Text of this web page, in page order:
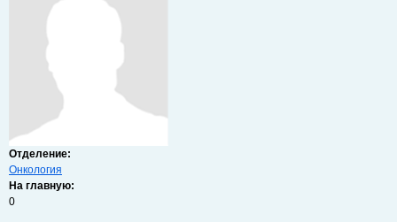
Отделение:
Онкология
На главную:
0